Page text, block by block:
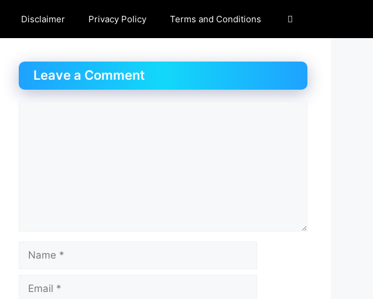
Disclaimer Privacy Policy Terms and Conditions
Leave a Comment
Name
Email